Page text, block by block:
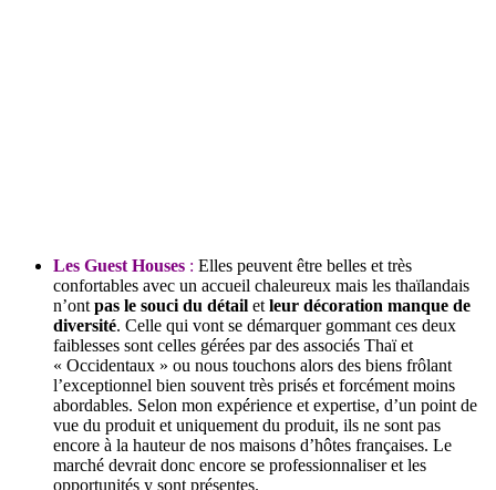
Les Guest Houses : Elles peuvent être belles et très
confortables avec un accueil chaleureux mais les thaïlandais
n’ont pas le souci du détail et leur décoration manque de
diversité. Celle qui vont se démarquer gommant ces deux
faiblesses sont celles gérées par des associés Thaï et
« Occidentaux » ou nous touchons alors des biens frôlant
l’exceptionnel bien souvent très prisés et forcément moins
abordables. Selon mon expérience et expertise, d’un point de
vue du produit et uniquement du produit, ils ne sont pas
encore à la hauteur de nos maisons d’hôtes françaises. Le
marché devrait donc encore se professionnaliser et les
opportunités y sont présentes.